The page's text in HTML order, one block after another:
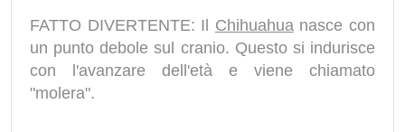
FATTO DIVERTENTE: Il Chihuahuanasce con
un punto debole sul cranio. Questo si indurisce
con l'avanzare dell'età e viene chiamato
"molera".